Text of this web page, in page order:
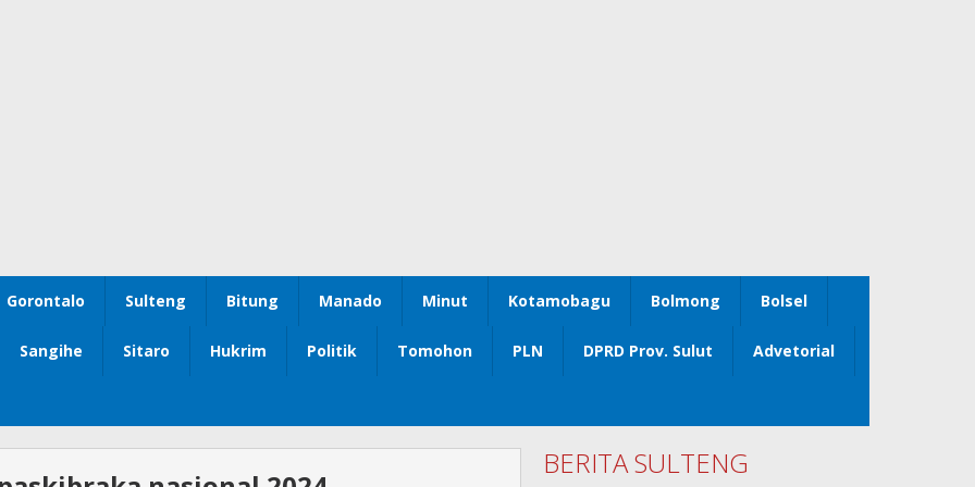
Gorontalo Sulteng Bitung Manado Minut Kotamobagu Bolmong Bolsel
Sangihe Sitaro Hukrim Politik Tomohon PLN DPRD Prov. Sulut Advetorial
BERITA SULTENG